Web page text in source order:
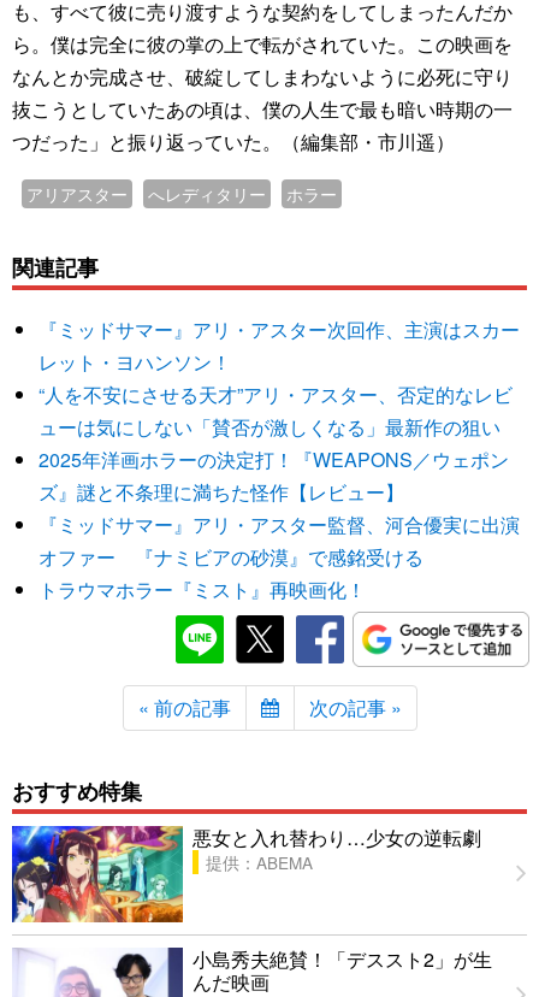
も、すべて彼に売り渡すような契約をしてしまったんだか
ら。僕は完全に彼の掌の上で転がされていた。この映画を
なんとか完成させ、破綻してしまわないように必死に守り
抜こうとしていたあの頃は、僕の人生で最も暗い時期の一
つだった」と振り返っていた。（編集部・市川遥）
アリアスター へレディタリー ホラー
関連記事
『ミッドサマー』アリ・アスター次回作、主演はスカー
レット・ヨハンソン！
“人を不安にさせる天才”アリ・アスター、否定的なレビ
ューは気にしない「賛否が激しくなる」最新作の狙い
2025年洋画ホラーの決定打！『WEAPONS／ウェポン
ズ』謎と不条理に満ちた怪作【レビュー】
『ミッドサマー』アリ・アスター監督、河合優実に出演
オファー 『ナミビアの砂漠』で感銘受ける
トラウマホラー『ミスト』再映画化！
« 前の記事 次の記事 »
おすすめ特集
悪女と入れ替わり…少女の逆転劇
提供：ABEMA
小島秀夫絶賛！「デススト2」が生
んだ映画